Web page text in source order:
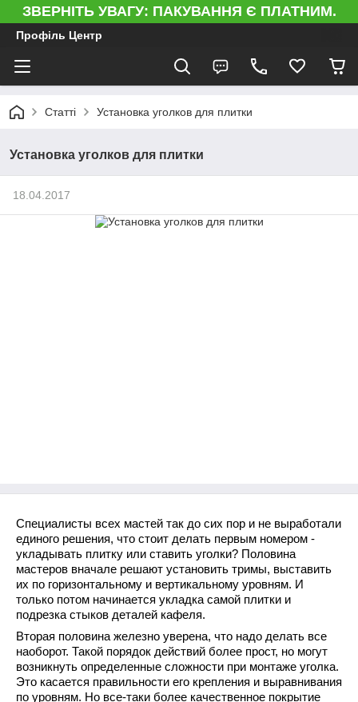
ЗВЕРНІТЬ УВАГУ: ПАКУВАННЯ Є ПЛАТНИМ.
Профіль Центр
Статті Установка уголков для плитки
Установка уголков для плитки
18.04.2017
Специалисты всех мастей так до сих пор и не выработали
единого решения, что стоит делать первым номером -
укладывать плитку или ставить уголки? Половина
мастеров вначале решают установить тримы, выставить
их по горизонтальному и вертикальному уровням. И
только потом начинается укладка самой плитки и
подрезка стыков деталей кафеля.
Вторая половина железно уверена, что надо делать все
наоборот. Такой порядок действий более прост, но могут
возникнуть определенные сложности при монтаже уголка.
Это касается правильности его крепления и выравнивания
по уровням. Но все-таки более качественное покрытие